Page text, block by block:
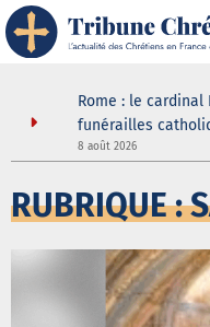
Rome : le
funérailles
8 août 2026
RUBRIQUE :